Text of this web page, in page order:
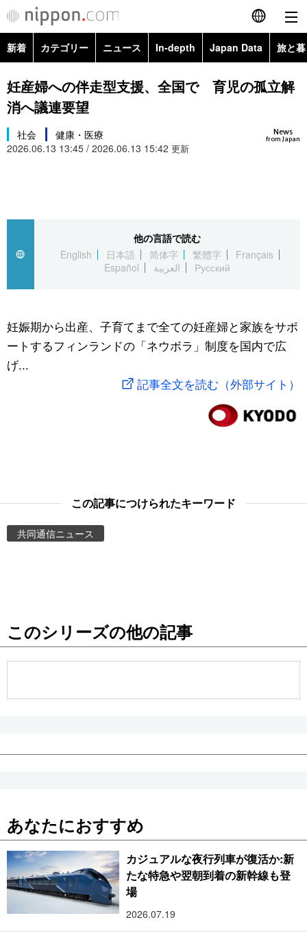
English
简体字
Русский
カテゴリー
国際
社会
文化
科学・技術
アーカイブ
Japan Data
旅と暮らし
動画/Live
Books
People
公式SNS
新着 カテゴリー ニュース In-depth Japan Data 旅と
政治・外交
経済・ビジネス
国際・海外
文化
科学・技術
暮らし
スポーツ・東京2020
Topics
妊産婦への伴走型支援、全国で 育児の孤立解
消へ議連要望
News
from Japan
社会
健康・医療
2026.06.13 13:45 / 2026.06.13 15:42 更新
他の言語で読む
English
日本語 简体字 繁體字
Français
Español
العربية Русский
妊娠期から出産、子育てまで全ての妊産婦と家族をサポ
ートするフィンランドの「ネウボラ」制度を国内で広
げ...
記事全文を読む（外部サイト）
この記事につけられたキーワード
共同通信ニュース
このシリーズの他の記事
あなたにおすすめ
カジュアルな夜行列車が復活か:新
たな特急や翌朝到着の新幹線も登
場
2026.07.19